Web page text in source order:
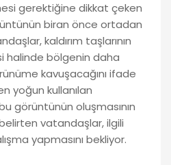
gerektiğine dikkat çeken
biran önce ortadan
kaldırım taşlarının
halinde bölgenin daha
kavuşacağını ifade
yoğun kullanılan
görüntünün oluşmasının
belirten vatandaşlar, ilgili
yapmasını bekliyor.